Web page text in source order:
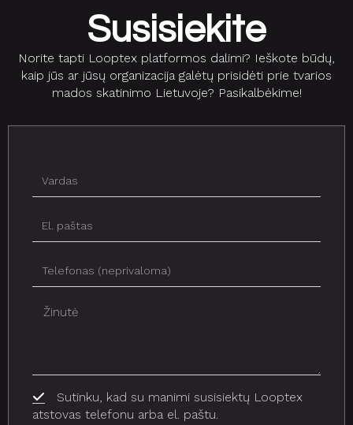
Susisiekite
Norite tapti Looptex platformos dalimi? Ieškote būdų,
kaip jūs ar jūsų organizacija galėtų prisidėti prie tvarios
mados skatinimo Lietuvoje? Pasikalbėkime!
Sutinku, kad su manimi susisiektų Looptex
atstovas telefonu arba el. paštu.